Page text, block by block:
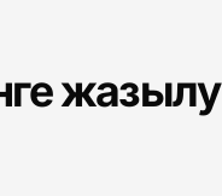
жазылу